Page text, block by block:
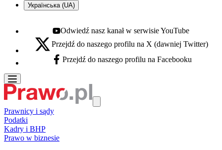
Українська (UA)
Youtube - otwiera się w nowej karcie
Odwiedź nasz kanał w serwisie YouTube
X - otwiera się w nowej karcie
Przejdź do naszego profilu na X (dawniej Twitter)
Facebook - otwiera się w nowej karcie
Przejdź do naszego profilu na Facebooku
Prawnicy i sądy
Podatki
Kadry i BHP
Prawo w biznesie